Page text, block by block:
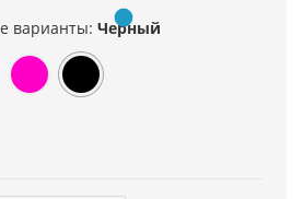
варианты: Черный